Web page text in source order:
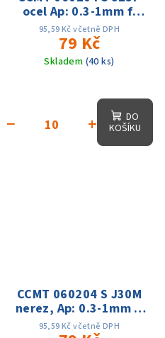
ocel Ap: 0.3-1mm f:
0.06-0.15 Vc:80-220m
95,59 Kč včetně DPH
79 Kč
Skladem (40 ks)
+
−
DO
KOŠÍKU
CCMT 060204 S J30M
nerez, Ap: 0.3-1mm f:
0.06-0.15 Vc:60-180m
95,59 Kč včetně DPH